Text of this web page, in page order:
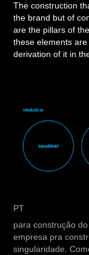
The construction
the brand but of
are the pillars of
these elements
derivation of it in
PT
para construção
empresa pra
singularidade.